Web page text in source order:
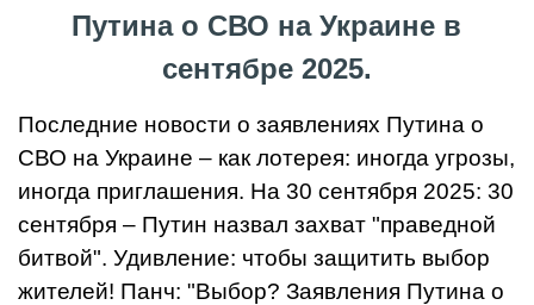
Путина о СВО на Украине в
сентябре 2025.
Последние новости о заявлениях Путина о
СВО на Украине – как лотерея: иногда угрозы,
иногда приглашения. На 30 сентября 2025: 30
сентября – Путин назвал захват "праведной
битвой". Удивление: чтобы защитить выбор
жителей! Панч: "Выбор? Заявления Путина о